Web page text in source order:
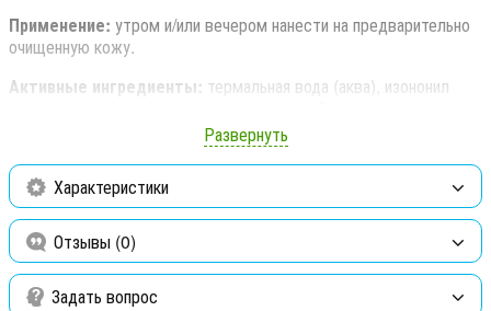
Применение: утром и/или вечером нанести на предварительно
очищенную кожу.
Активные ингредиенты: термальная вода (аква), изононил
масло, глицерин, пентилен гликоль, дикаприловый эфир,
цетеарил гликозид, бутилен гликоль, масло семян пассифлоры
инкарнатной, диметикон, гидролизат склероция смолы,
ароматизатор (парфюм), экстракт кодиум томентосум
(водоросли), bis-peg/ppg-16/16 peg/ppg-16/16м диметикон,
каприлил гликоль, биосахаридная смола-1, каприлик/каприловый
триглицерид, этилгексилглицерин, пентаэритритил тетради- t –
бутил гидроксигидроциннамат, феноксиэтанол.
Развернуть
Характеристики
Отзывы (0)
Задать вопрос